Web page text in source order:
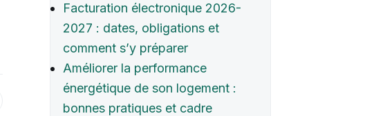
Facturation électronique 2026-
2027 : dates, obligations et
comment s’y préparer
Améliorer la performance
énergétique de son logement :
bonnes pratiques et cadre